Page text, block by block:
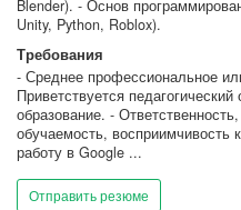
Blender). - Основ
Unity, Python, Roblox).
Требования
- Среднее профессиональное
Приветствуется
образование. -
обучаемость, восприимчивость
работу в Google ...
Отправить резюме